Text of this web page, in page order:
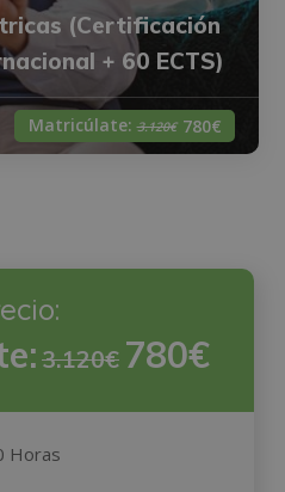
(Certificación
+ 60 ECTS)
Matricúlate:3.120€ 780€
3.120€ 780€
Horas